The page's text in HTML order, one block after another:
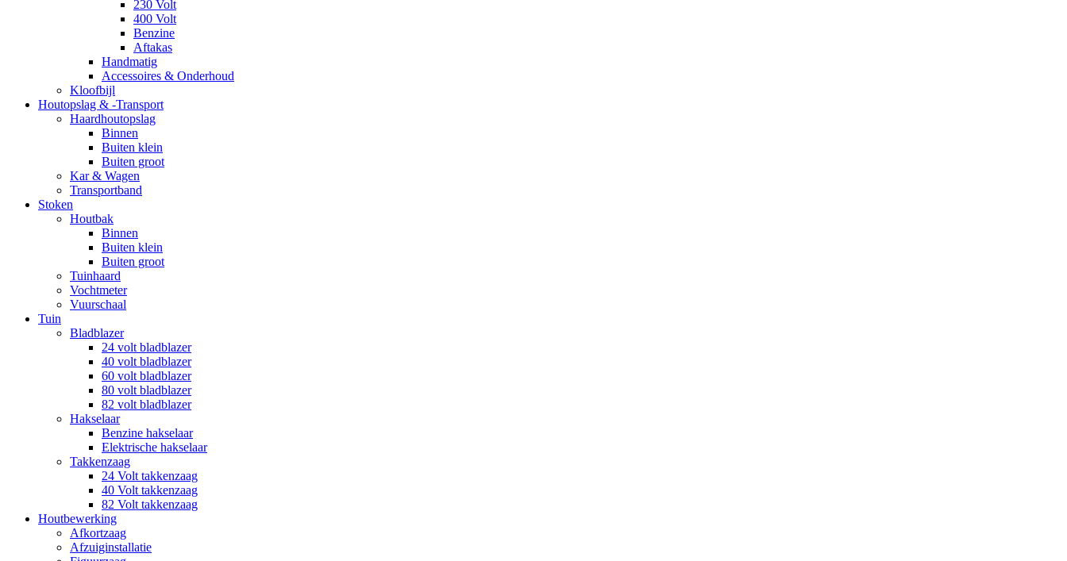
230 Volt
400 Volt
Benzine
Aftakas
Handmatig
Accessoires & Onderhoud
Kloofbijl
Houtopslag & -Transport
Haardhoutopslag
Binnen
Buiten klein
Buiten groot
Kar & Wagen
Transportband
Stoken
Houtbak
Binnen
Buiten klein
Buiten groot
Tuinhaard
Vochtmeter
Vuurschaal
Tuin
Bladblazer
24 volt bladblazer
40 volt bladblazer
60 volt bladblazer
80 volt bladblazer
82 volt bladblazer
Hakselaar
Benzine hakselaar
Elektrische hakselaar
Takkenzaag
24 Volt takkenzaag
40 Volt takkenzaag
82 Volt takkenzaag
Houtbewerking
Afkortzaag
Afzuiginstallatie